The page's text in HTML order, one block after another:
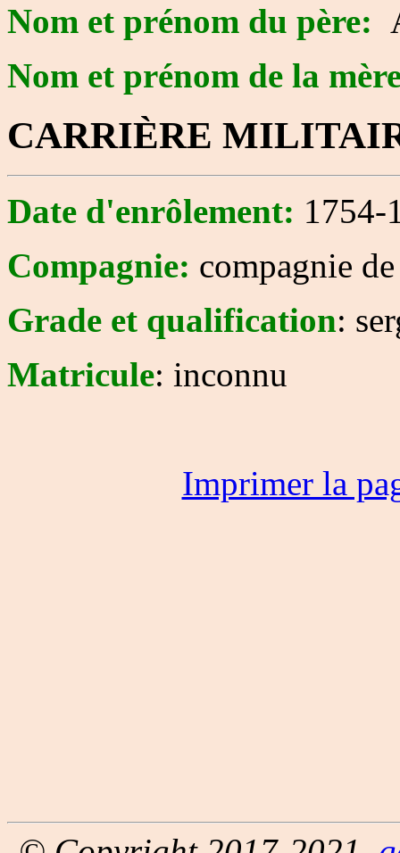
Nom et prénom du père:
Nom et prénom de la
CARRIÈRE
Date d'enrôlement: 1754-
Compagnie: compagnie
Grade et qualification:
Matricule: inconnu
Imprimer la